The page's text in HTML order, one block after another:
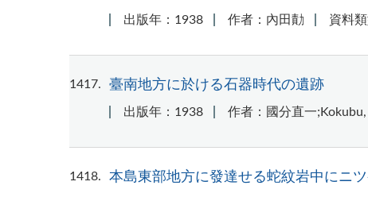
出版年：1938 作者：內田勣 資料
1417 臺南地方に於ける石器時代の遺跡
出版年：1938 作者：國分直一
1418 本島東部地方に發達せる蛇紋岩中にニ